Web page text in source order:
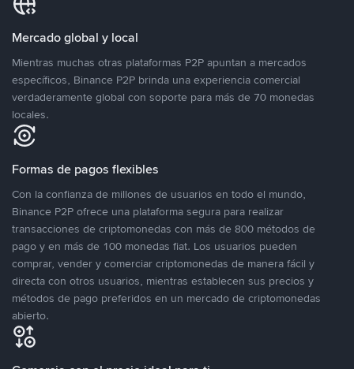
Mercado global y local
Mientras muchas otras plataformas P2P apuntan a mercados
específicos, Binance P2P brinda una experiencia comercial
verdaderamente global con soporte para más de 70 monedas
locales.
Formas de pagos flexibles
Con la confianza de millones de usuarios en todo el mundo,
Binance P2P ofrece una plataforma segura para realizar
transacciones de criptomonedas con más de 800 métodos de
pago y en más de 100 monedas fiat. Los usuarios pueden
comprar, vender y comerciar criptomonedas de manera fácil y
directa con otros usuarios, mientras establecen sus precios y
métodos de pago preferidos en un mercado de criptomonedas
abierto.